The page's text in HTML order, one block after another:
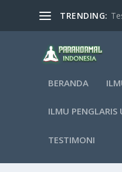
TRENDING:
BERANDA
ILMU PENGLARIS
TESTIMONI